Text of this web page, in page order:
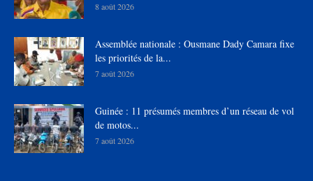
8 août 2026
Assemblée nationale : Ousmane Dady Camara fixe
les priorités de la...
7 août 2026
Guinée : 11 présumés membres d’un réseau de vol
de motos...
7 août 2026